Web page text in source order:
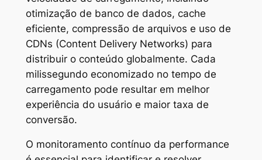
otimização de banco de dados, cache
eficiente, compressão de arquivos e uso de
CDNs (Content Delivery Networks) para
distribuir o conteúdo globalmente. Cada
milissegundo economizado no tempo de
carregamento pode resultar em melhor
experiência do usuário e maior taxa de
conversão.
O monitoramento contínuo da performance